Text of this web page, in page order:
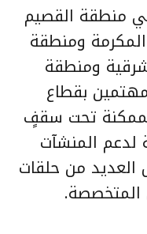
6 محطات في منطقة القصيم
ومنطقة
ومنطقة
بقطاع
تحت سقفٍ
لدعم المنشآت
العديد من حلقات
المتخصصة.